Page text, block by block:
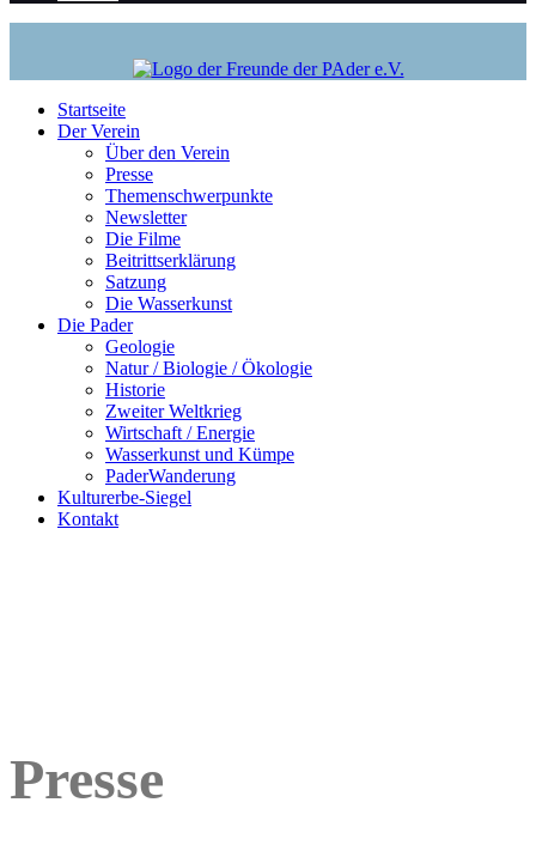
Startseite
Der Verein
Über den Verein
Presse
Themenschwerpunkte
Newsletter
Die Filme
Beitrittserklärung
Satzung
Die Wasserkunst
Die Pader
Geologie
Natur / Biologie / Ökologie
Historie
Zweiter Weltkrieg
Wirtschaft / Energie
Wasserkunst und Kümpe
PaderWanderung
Kulturerbe-Siegel
Kontakt
Presse